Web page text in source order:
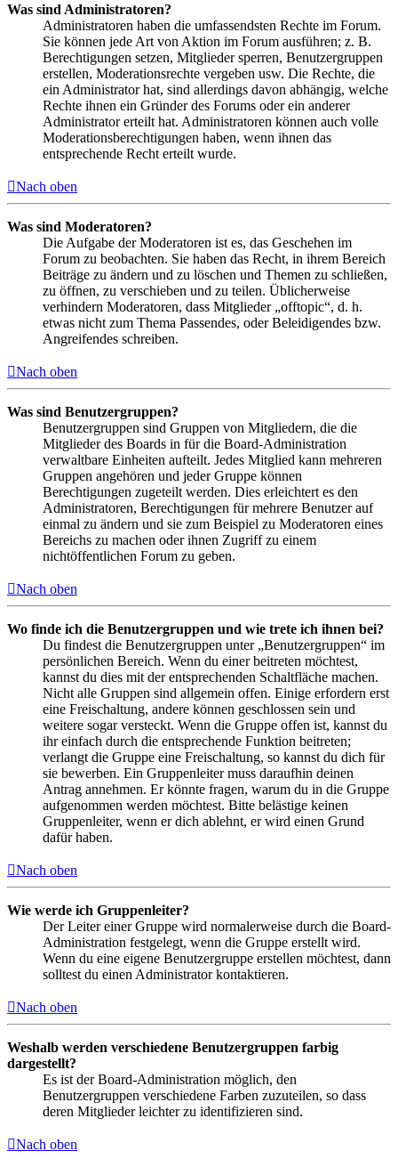
Was sind Administratoren?
Administratoren haben die umfassendsten Rechte im Forum.
Sie können jede Art von Aktion im Forum ausführen; z. B.
Berechtigungen setzen, Mitglieder sperren, Benutzergruppen
erstellen, Moderationsrechte vergeben usw. Die Rechte, die
ein Administrator hat, sind allerdings davon abhängig, welche
Rechte ihnen ein Gründer des Forums oder ein anderer
Administrator erteilt hat. Administratoren können auch volle
Moderationsberechtigungen haben, wenn ihnen das
entsprechende Recht erteilt wurde.
Nach oben
Was sind Moderatoren?
Die Aufgabe der Moderatoren ist es, das Geschehen im
Forum zu beobachten. Sie haben das Recht, in ihrem Bereich
Beiträge zu ändern und zu löschen und Themen zu schließen,
zu öffnen, zu verschieben und zu teilen. Üblicherweise
verhindern Moderatoren, dass Mitglieder „offtopic“, d. h.
etwas nicht zum Thema Passendes, oder Beleidigendes bzw.
Angreifendes schreiben.
Nach oben
Was sind Benutzergruppen?
Benutzergruppen sind Gruppen von Mitgliedern, die die
Mitglieder des Boards in für die Board-Administration
verwaltbare Einheiten aufteilt. Jedes Mitglied kann mehreren
Gruppen angehören und jeder Gruppe können
Berechtigungen zugeteilt werden. Dies erleichtert es den
Administratoren, Berechtigungen für mehrere Benutzer auf
einmal zu ändern und sie zum Beispiel zu Moderatoren eines
Bereichs zu machen oder ihnen Zugriff zu einem
nichtöffentlichen Forum zu geben.
Nach oben
Wo finde ich die Benutzergruppen und wie trete ich ihnen bei?
Du findest die Benutzergruppen unter „Benutzergruppen“ im
persönlichen Bereich. Wenn du einer beitreten möchtest,
kannst du dies mit der entsprechenden Schaltfläche machen.
Nicht alle Gruppen sind allgemein offen. Einige erfordern erst
eine Freischaltung, andere können geschlossen sein und
weitere sogar versteckt. Wenn die Gruppe offen ist, kannst du
ihr einfach durch die entsprechende Funktion beitreten;
verlangt die Gruppe eine Freischaltung, so kannst du dich für
sie bewerben. Ein Gruppenleiter muss daraufhin deinen
Antrag annehmen. Er könnte fragen, warum du in die Gruppe
aufgenommen werden möchtest. Bitte belästige keinen
Gruppenleiter, wenn er dich ablehnt, er wird einen Grund
dafür haben.
Nach oben
Wie werde ich Gruppenleiter?
Der Leiter einer Gruppe wird normalerweise durch die Board-
Administration festgelegt, wenn die Gruppe erstellt wird.
Wenn du eine eigene Benutzergruppe erstellen möchtest, dann
solltest du einen Administrator kontaktieren.
Nach oben
Weshalb werden verschiedene Benutzergruppen farbig
dargestellt?
Es ist der Board-Administration möglich, den
Benutzergruppen verschiedene Farben zuzuteilen, so dass
deren Mitglieder leichter zu identifizieren sind.
Nach oben